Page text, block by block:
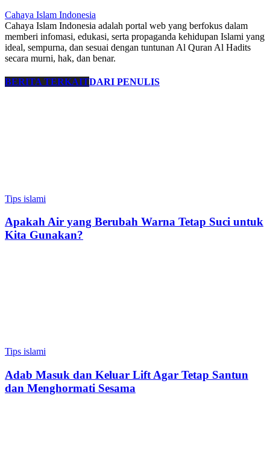
Cahaya Islam Indonesia
Cahaya Islam Indonesia adalah portal web yang berfokus dalam
memberi infomasi, edukasi, serta propaganda kehidupan Islami yang
ideal, sempurna, dan sesuai dengan tuntunan Al Quran Al Hadits
secara murni, hak, dan benar.
BERITA TERKAITDARI PENULIS
Tips islami
Apakah Air yang Berubah Warna Tetap Suci untuk
Kita Gunakan?
Tips islami
Adab Masuk dan Keluar Lift Agar Tetap Santun
dan Menghormati Sesama